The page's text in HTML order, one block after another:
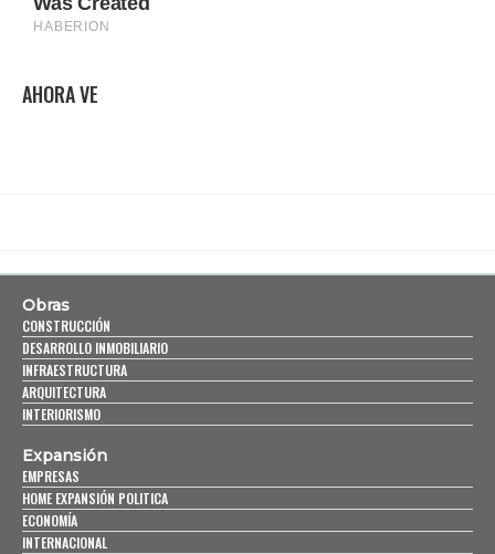
AHORA VE
Obras
CONSTRUCCIÓN
DESARROLLO INMOBILIARIO
INFRAESTRUCTURA
ARQUITECTURA
INTERIORISMO
Expansión
EMPRESAS
HOME EXPANSIÓN POLITICA
ECONOMÍA
INTERNACIONAL